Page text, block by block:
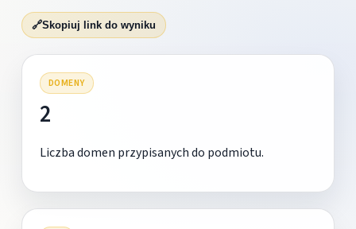
🔗Skopiuj link do wyniku
DOMENY
2
Liczba domen przypisanych do podmiotu.